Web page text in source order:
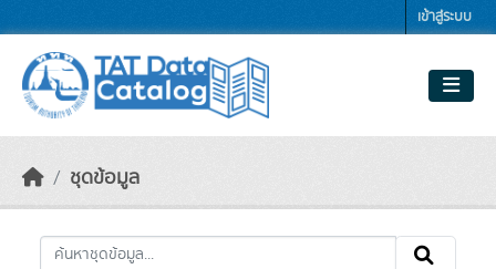
เข้าสู่ระบบ
ชุดข้อมูล